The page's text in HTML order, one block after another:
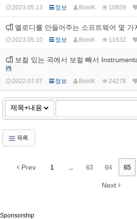
2023.05.13 정보 BoniK 10859
멜로디를 만들어주는 소프트웨어 몇 가
2023.05.10 정보 BoniK 11632
보컬 있는 곡에서 보컬 빼서
2022.07.07 정보 BoniK 24278
목록
Prev 1 ... 63 64 65
Next
Sponsorship